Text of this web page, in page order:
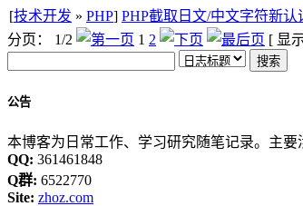
[技术开发 » PHP] PHP截取日文/中文字符新认
分页： 1/2
1 2 [ 显
公告
本博客为日常工作、学习研究随笔记录。主
QQ: 361461848
Q群: 6522770
Site: zhoz.com